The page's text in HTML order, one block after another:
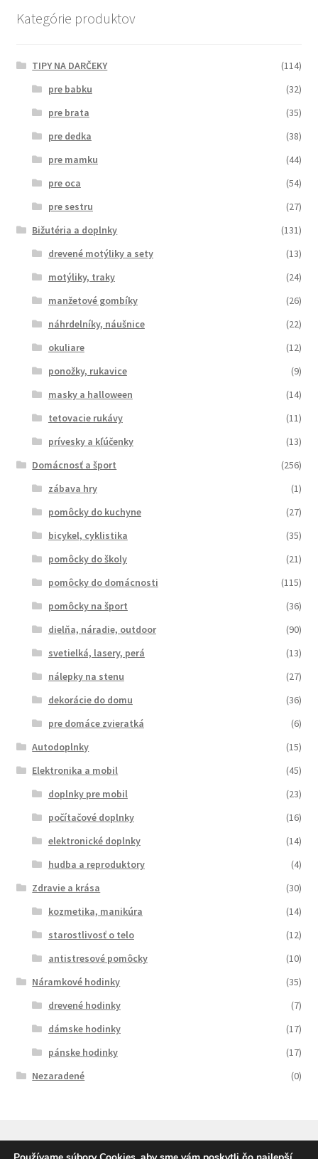
Kategórie produktov
TIPY NA DARČEKY
(114)
pre babku
(32)
pre brata
(35)
pre dedka
(38)
pre mamku
(44)
pre oca
(54)
pre sestru
(27)
Bižutéria a doplnky
(131)
drevené motýliky a sety
(13)
motýliky, traky
(24)
manžetové gombíky
(26)
náhrdelníky, náušnice
(22)
okuliare
(12)
ponožky, rukavice
(9)
masky a halloween
(14)
tetovacie rukávy
(11)
prívesky a kľúčenky
(13)
Domácnosť a šport
(256)
zábava hry
(1)
pomôcky do kuchyne
(27)
bicykel, cyklistika
(35)
pomôcky do školy
(21)
pomôcky do domácnosti
(115)
pomôcky na šport
(36)
dielňa, náradie, outdoor
(90)
svetielká, lasery, perá
(13)
nálepky na stenu
(27)
dekorácie do domu
(36)
pre domáce zvieratká
(6)
Autodoplnky
(15)
Elektronika a mobil
(45)
doplnky pre mobil
(23)
počítačové doplnky
(16)
elektronické doplnky
(14)
hudba a reproduktory
(4)
Zdravie a krása
(30)
kozmetika, manikúra
(14)
starostlivosť o telo
(12)
antistresové pomôcky
(10)
Náramkové hodinky
(35)
drevené hodinky
(7)
dámske hodinky
(17)
pánske hodinky
(17)
Nezaradené
(0)